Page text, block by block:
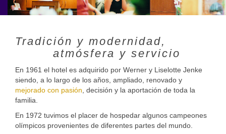
Tradición y modernidad,
atmósfera y servicio
En 1961 el hotel es adquirido por Werner y Liselotte Jenke
siendo, a lo largo de los años, ampliado, renovado y
mejorado con pasión , decisión y la aportación de toda la
familia.
En 1972 tuvimos el placer de hospedar algunos campeones
olímpicos provenientes de diferentes partes del mundo.